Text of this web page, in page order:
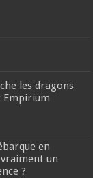
les dragons
Empirium
en
un
?